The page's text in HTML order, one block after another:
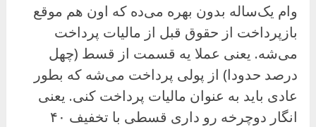
وام یک‌ساله بدون بهره می‌ده که اون هم موقع
بازپرداخت از حقوق قبل از مالیات پرداخت
می‌شه. یعنی عملا یه قسمت از قسط (چهل
درصد حدودا) از پولی پرداخت می‌شه که بطور
عادی باید به عنوان مالیات پرداخت کنی. یعنی
انگار دوچرخه رو داری قسطی با تخفیف ۴۰